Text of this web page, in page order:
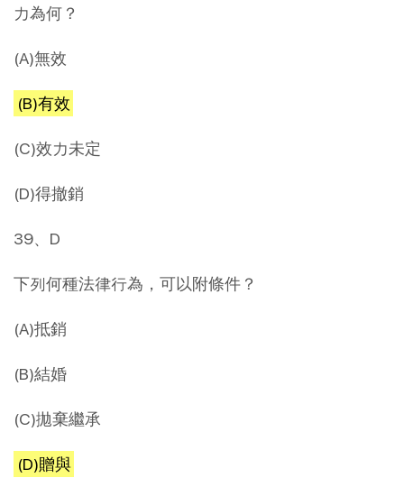
力為何？
(A)無效
(B)有效
(C)效力未定
(D)得撤銷
39、D
下列何種法律行為，可以附條件？
(A)抵銷
(B)結婚
(C)拋棄繼承
(D)贈與